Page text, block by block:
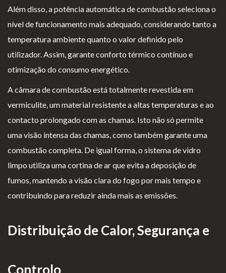
Além disso, a potência automática de combustão seleciona o
nível de funcionamento mais adequado, considerando tanto a
temperatura ambiente quanto o valor definido pelo
utilizador. Assim, garante conforto térmico contínuo e
otimização do consumo energético.
A câmara de combustão está totalmente revestida em
vermiculite, um material resistente a altas temperaturas e ao
contacto prolongado com as chamas. Isto não só permite
uma visão intensa das chamas, como também garante uma
combustão completa. De igual forma, o sistema de vidro
limpo utiliza uma cortina de ar que evita a deposição de
fumos, mantendo a visão clara do fogo por mais tempo e
contribuindo para reduzir ainda mais as emissões.
Distribuição de Calor, Segurança e
Controlo